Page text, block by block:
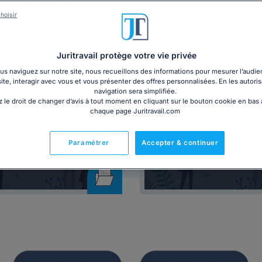
collective à jour des derniers accords, ainsi que des
du salarié inapte au
travail
Panneau
obligatoire 2026
Juritravail protège votre vie privée
naviguez sur notre site, nous recueillons des informations pour mesurer
interagir avec vous et vous présenter des offres personnalisées. En les
navigation sera simplifiée.
le droit de changer d’avis à tout moment en cliquant sur le bouton cookie en bas
chaque page Juritravail.com
Accepter & continuer
Paramétrer